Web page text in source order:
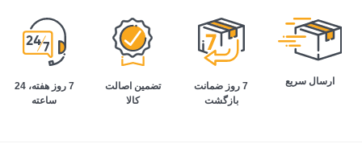
ارسال سریع
7 روز ضمانت
بازگشت
تضمین اصالت
کالا
7 روز هفته، 24
ساعته